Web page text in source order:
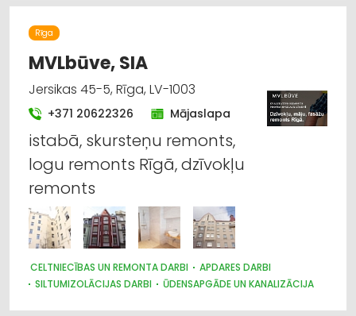
Rīga
MVLbūve, SIA
Jersikas 45-5, Rīga, LV-1003
+371 20622326 Mājaslapa
istabā, skursteņu remonts,
logu remonts Rīgā, dzīvokļu
remonts
CELTNIECĪBAS UN REMONTA DARBI
APDARES DARBI
SILTUMIZOLĀCIJAS DARBI
ŪDENSAPGĀDE UN KANALIZĀCIJA